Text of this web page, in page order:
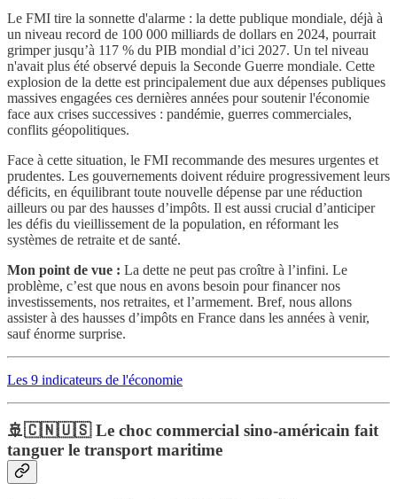
Le FMI tire la sonnette d'alarme : la dette publique mondiale, déjà à
un niveau record de 100 000 milliards de dollars en 2024, pourrait
grimper jusqu’à 117 % du PIB mondial d’ici 2027. Un tel niveau
n'avait plus été observé depuis la Seconde Guerre mondiale. Cette
explosion de la dette est principalement due aux dépenses publiques
massives engagées ces dernières années pour soutenir l'économie
face aux crises successives : pandémie, guerres commerciales,
conflits géopolitiques.
Face à cette situation, le FMI recommande des mesures urgentes et
prudentes. Les gouvernements doivent réduire progressivement leurs
déficits, en équilibrant toute nouvelle dépense par une réduction
ailleurs ou par des hausses d’impôts. Il est aussi crucial d’anticiper
les défis du vieillissement de la population, en réformant les
systèmes de retraite et de santé.
Mon point de vue : La dette ne peut pas croître à l’infini. Le
problème, c’est que nous en avons besoin pour financer nos
investissements, nos retraites, et l’armement. Bref, nous allons
assister à des hausses d’impôts en France dans les années à venir,
sauf énorme surprise.
Les 9 indicateurs de l'économie
🚢🇨🇳🇺🇸 Le choc commercial sino-américain fait
tanguer le transport maritime